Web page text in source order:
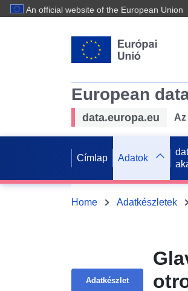
An official website of the European Union
European
data.europa.eu
Címlap Adatok
Home Adatkészletek
Adatkészlet